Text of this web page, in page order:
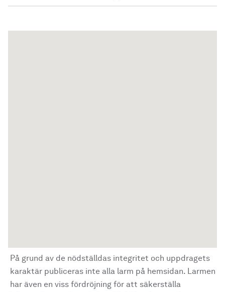
På grund av de nödställdas integritet och uppdragets
karaktär publiceras inte alla larm på hemsidan. Larmen
har även en viss fördröjning för att säkerställa